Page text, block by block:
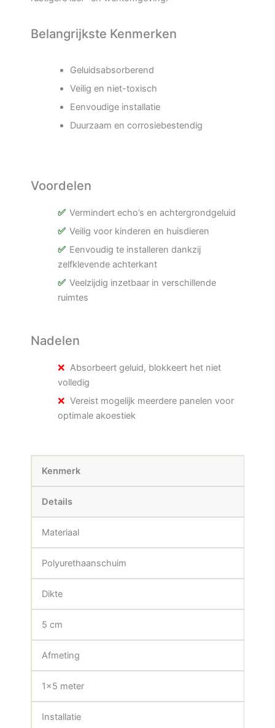
Belangrijkste Kenmerken
Geluidsabsorberend
Veilig en niet-toxisch
Eenvoudige installatie
Duurzaam en corrosiebestendig
Voordelen
Vermindert echo’s en achtergrondgeluid
Veilig voor kinderen en huisdieren
Eenvoudig te installeren dankzij
zelfklevende achterkant
Veelzijdig inzetbaar in verschillende
ruimtes
Nadelen
Absorbeert geluid, blokkeert het niet
volledig
Vereist mogelijk meerdere panelen voor
optimale akoestiek
Kenmerk
Details
Materiaal
Polyurethaanschuim
Dikte
5 cm
Afmeting
1×5 meter
Installatie